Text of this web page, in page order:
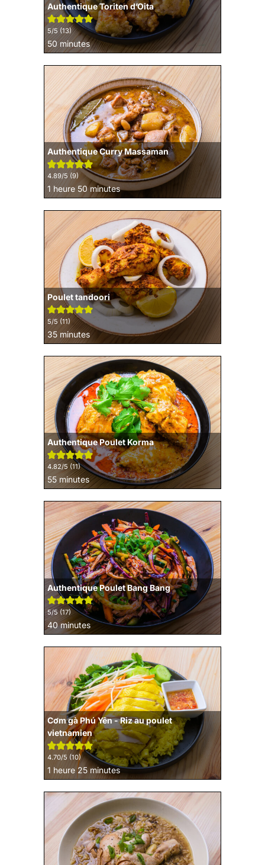
Authentique Toriten d’Oita
5/5 (13)
50minutes
minutes
Authentique Curry Massaman
4.89/5 (9)
1 heure
heure 50minutes
minutes
Poulet tandoori
5/5 (11)
35minutes
minutes
Authentique Poulet Korma
4.82/5 (11)
55minutes
minutes
Authentique Poulet Bang Bang
5/5 (17)
40minutes
minutes
Cơm gà Phú Yên - Riz au poulet
vietnamien
4.70/5 (10)
1 heure
heure 25minutes
minutes